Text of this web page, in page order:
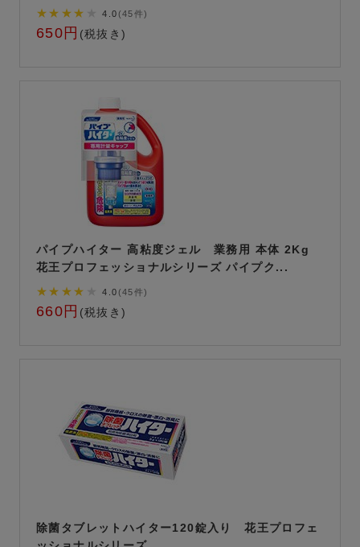
★★★★
4.0 (45件)
650円 (税抜き)
パイプハイター 高粘度ジェル 業務用 本体 2Kg
花王プロフェッショナルシリーズ パイプク...
★★★★
4.0 (45件)
660円 (税抜き)
除菌タブレットハイター120錠入り 花王プロフェ